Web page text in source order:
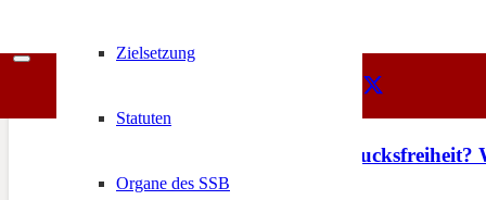
Zielsetzung
Statuten
Organe des SSB
Geistesfreiheit?